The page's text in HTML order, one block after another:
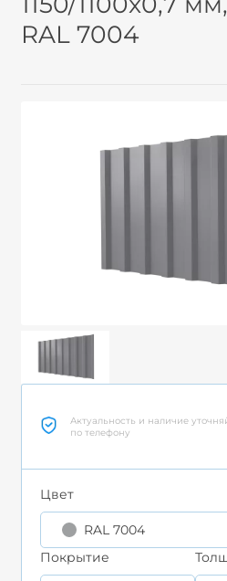
RAL 7004
Актуальность и наличие
по телефону
Цвет
RAL 7004
Покрытие